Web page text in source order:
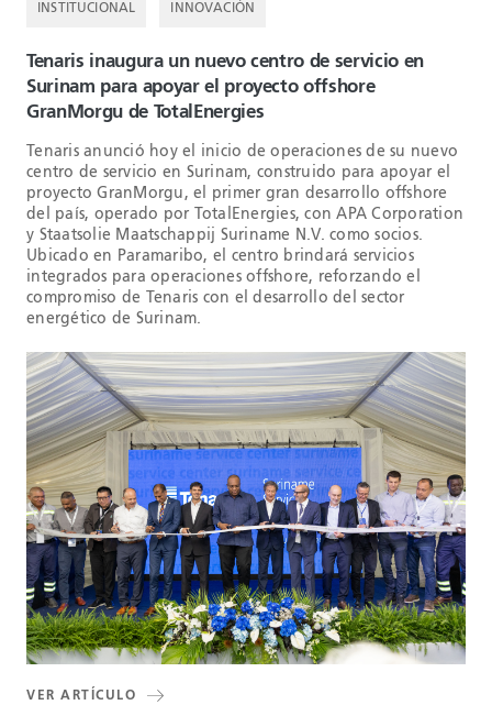
INSTITUCIONAL INNOVACIÓN
Tenaris inaugura un nuevo centro de servicio en
Surinam para apoyar el proyecto offshore
GranMorgu de TotalEnergies
Tenaris anunció hoy el inicio de operaciones de su nuevo
centro de servicio en Surinam, construido para apoyar el
proyecto GranMorgu, el primer gran desarrollo offshore
del país, operado por TotalEnergies, con APA Corporation
y Staatsolie Maatschappij Suriname N.V. como socios.
Ubicado en Paramaribo, el centro brindará servicios
integrados para operaciones offshore, reforzando el
compromiso de Tenaris con el desarrollo del sector
energético de Surinam.
VER ARTÍCULO